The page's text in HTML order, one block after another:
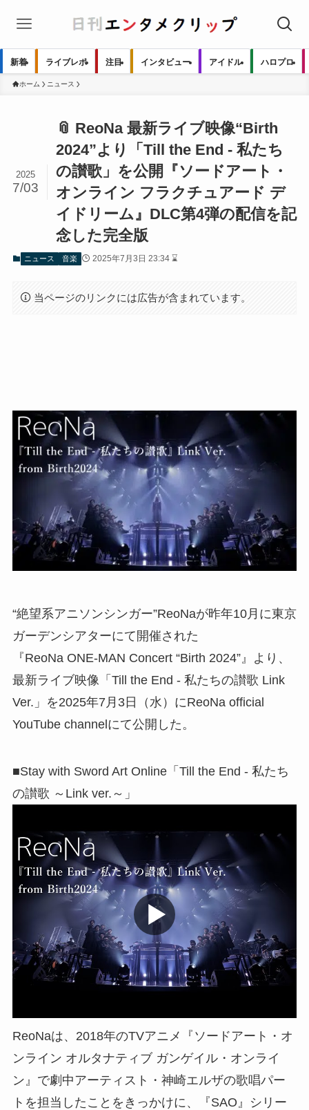
新着 ライブレポ 注目 インタビュー アイドル ハロプロ
ホーム ニュース
📎 ReoNa 最新ライブ映像“Birth
2024”より「Till the End - 私たち
の讃歌」を公開『ソードアート・
オンライン フラクチュアード デ
イドリーム』DLC第4弾の配信を記
念した完全版
2025
7/03
ニュース 音楽 2025年7月3日 23:34 ⌛
当ページのリンクには広告が含まれています。
“絶望系アニソンシンガー”ReoNaが昨年10月に東京
ガーデンシアターにて開催された
『ReoNa ONE-MAN Concert “Birth 2024”』より、
最新ライブ映像「Till the End - 私たちの讃歌 Link
Ver.」を2025年7月3日（水）にReoNa official
YouTube channelにて公開した。
■Stay with Sword Art Online「Till the End - 私たち
の讃歌 ～Link ver.～」
ReoNaは、2018年のTVアニメ『ソードアート・オ
ンライン オルタナティブ ガンゲイル・オンライ
ン』で劇中アーティスト・神崎エルザの歌唱パー
トを担当したことをきっかけに、『SAO』シリー